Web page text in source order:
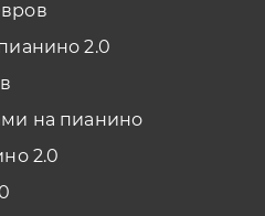
2.0
на пианино
2.0